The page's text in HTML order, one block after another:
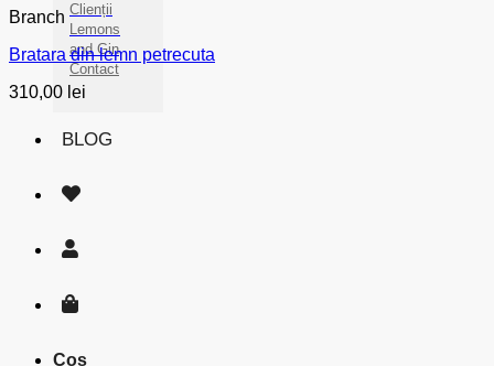
Clienții
Lemons
and Gin
Contact
BLOG
Coș
Branch
Bratara din lemn petrecuta
310,00 lei